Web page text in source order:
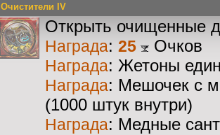
Очистители IV
Открыть очищенные
Награда: 25 Очков
Награда: Жетоны
Награда: Мешочек с
(1000 штук внутри)
Награда: Медные